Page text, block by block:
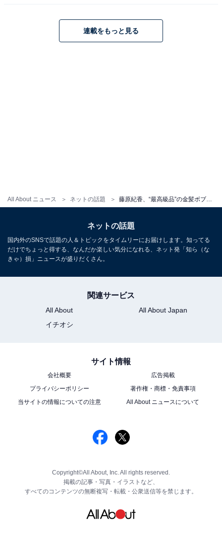
All About ニュース ネットの話題
連載をもっと見る
ネットの話題
国内外のSNSで話題の人＆トピックをタイムリーにお届けします。知ってる
だけでちょっと得する、なんだか楽しい気分になれる、ネット発「知ら（な
きゃ）損」ニュースが盛りだくさん。
関連サービス
All About
All About Japan
イチオシ
サイト情報
会社概要
広告掲載
プライバシーポリシー
著作権・商標・免責事項
当サイトの情報についての注意
All About ニュースについて
Copyright©All About, Inc. All rights reserved.
掲載の記事・写真・イラストなど、
すべてのコンテンツの無断複写・転載・公衆送信等を禁じます。